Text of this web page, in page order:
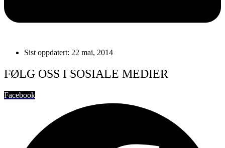
Sist oppdatert: 22 mai, 2014
FØLG OSS I SOSIALE MEDIER
Facebook